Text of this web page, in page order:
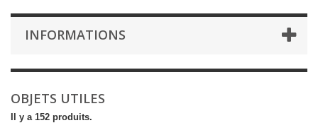
INFORMATIONS
OBJETS UTILES
Il y a 152 produits.